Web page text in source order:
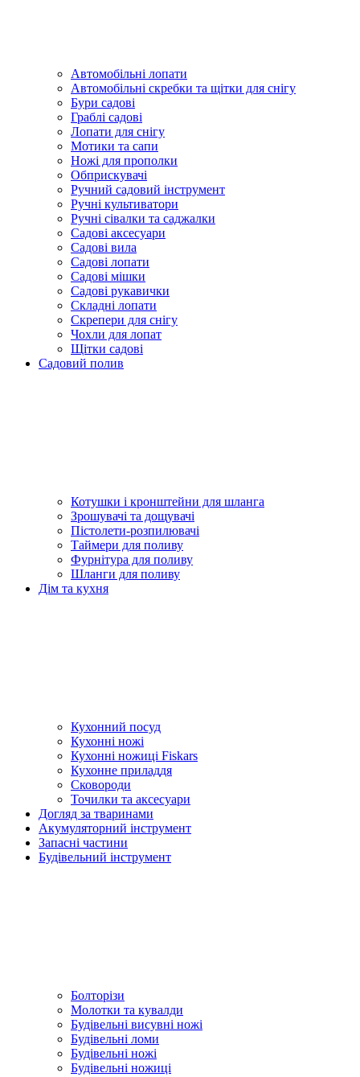
Автомобільні лопати
Автомобільні скребки та щітки для снігу
Бури садові
Граблі садові
Лопати для снігу
Мотики та сапи
Ножі для прополки
Обприскувачі
Ручний садовий інструмент
Ручні культиватори
Ручні сівалки та саджалки
Садові аксесуари
Садові вила
Садові лопати
Садові мішки
Садові рукавички
Складні лопати
Скрепери для снігу
Чохли для лопат
Щітки садові
Садовий полив
Котушки і кронштейни для шланга
Зрошувачі та дощувачі
Пістолети-розпилювачі
Таймери для поливу
Фурнітура для поливу
Шланги для поливу
Дім та кухня
Кухонний посуд
Кухонні ножі
Кухонні ножиці Fiskars
Кухонне приладдя
Сковороди
Точилки та аксесуари
Догляд за тваринами
Акумуляторний інструмент
Запасні частини
Будівельний інструмент
Болторізи
Молотки та кувалди
Будівельні висувні ножі
Будівельні ломи
Будівельні ножі
Будівельні ножиці